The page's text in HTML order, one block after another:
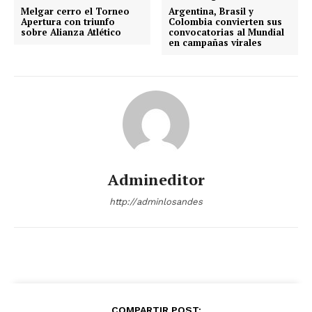
Melgar cerro el Torneo
Apertura con triunfo
sobre Alianza Atlético
Argentina, Brasil y
Colombia convierten sus
convocatorias al Mundial
en campañas virales
Admineditor
http://adminlosandes